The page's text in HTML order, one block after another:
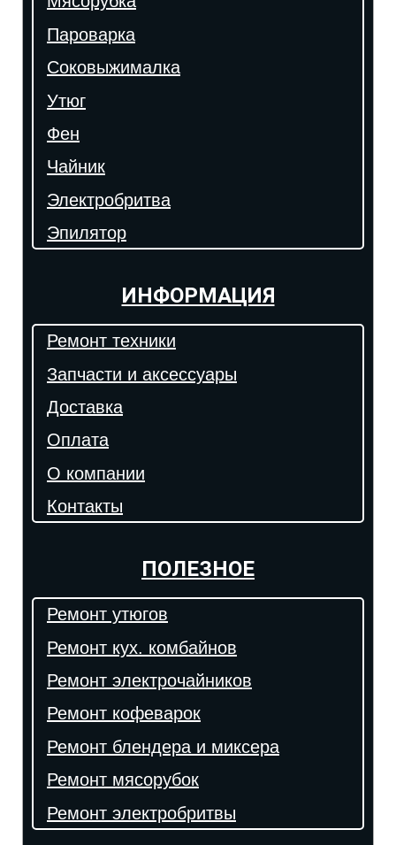
Пароварка
Соковыжималка
Утюг
Фен
Чайник
Электробритва
Эпилятор
ИНФОРМАЦИЯ
Ремонт техники
Запчасти и аксессуары
Доставка
Оплата
О компании
Контакты
ПОЛЕЗНОЕ
Ремонт утюгов
Ремонт кух. комбайнов
Ремонт электрочайников
Ремонт кофеварок
Ремонт блендера и миксера
Ремонт мясорубок
Ремонт электробритвы